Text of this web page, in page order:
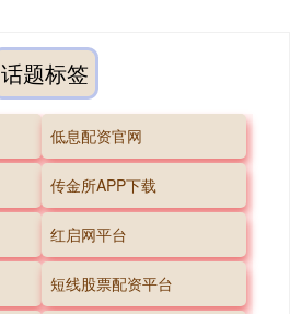
话题标签
低息配资官网
传金所APP下载
红启网平台
短线股票配资平台